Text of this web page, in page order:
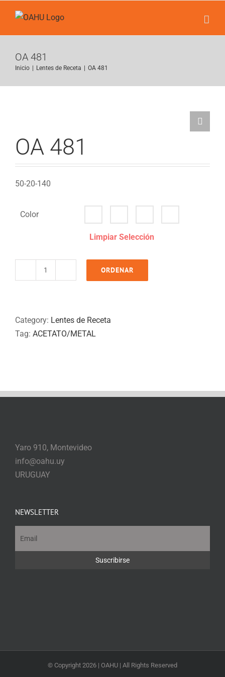
contenido
OA 481
Inicio Lentes de Receta OA 481
OA 481
50-20-140
Color
Limpiar Selección
ORDENAR
Category: Lentes de Receta
Tag: ACETATO/METAL
Yaro 910, Montevideo
info@oahu.uy
URUGUAY
NEWSLETTER
© Copyright 2026 | OAHU | All Rights Reserved